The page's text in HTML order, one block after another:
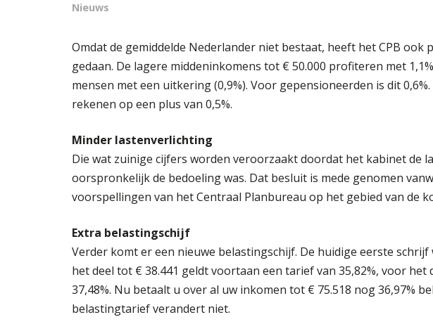
Nieuws
Omdat de gemiddelde Nederlander niet bestaat, heeft het CPB ook
gedaan. De lagere middeninkomens tot € 50.000 profiteren met
mensen met een uitkering (0,9%). Voor gepensioneerden is dit
rekenen op een plus van 0,5%.
Minder lastenverlichting
Die wat zuinige cijfers worden veroorzaakt doordat het kabinet de
oorspronkelijk de bedoeling was. Dat besluit is mede genomen
voorspellingen van het Centraal Planbureau op het gebied van de
Extra belastingschijf
Verder komt er een nieuwe belastingschijf. De huidige eerste
het deel tot € 38.441 geldt voortaan een tarief van 35,82%, voor het
37,48%. Nu betaalt u over al uw inkomen tot € 75.518 nog 36,97%
belastingtarief verandert niet.